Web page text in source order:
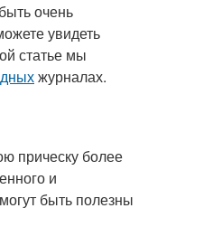
очень
увидеть
статье мы
журналах.
прическу более
и
быть полезны